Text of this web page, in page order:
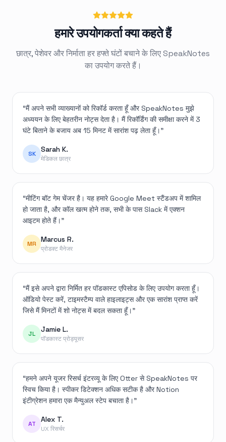
हमारे उपयोगकर्ता क्या कहते हैं
छात्र, पेशेवर और निर्माता हर हफ्ते घंटों बचाने के लिए SpeakNotes
का उपयोग करते हैं।
“मैं अपने सभी व्याख्यानों को रिकॉर्ड करता हूँ और SpeakNotes मुझे
अध्ययन के लिए बेहतरीन नोट्स देता है। मैं रिकॉर्डिंग की समीक्षा करने में 3
घंटे बिताने के बजाय अब 15 मिनट में सारांश पढ़ लेता हूँ।”
SK Sarah K.
मेडिकल छात्र
“मीटिंग बॉट गेम चेंजर है। यह हमारे Google Meet स्टैंडअप में शामिल
हो जाता है, और कॉल खत्म होने तक, सभी के पास Slack में एक्शन
आइटम होते हैं।”
MR Marcus R.
प्रोडक्ट मैनेजर
“मैं इसे अपने द्वारा निर्मित हर पॉडकास्ट एपिसोड के लिए उपयोग करता हूँ।
ऑडियो पेस्ट करें, टाइमस्टैम्प वाले हाइलाइट्स और एक सारांश प्राप्त करें
जिसे मैं मिनटों में शो नोट्स में बदल सकता हूँ।”
JL Jamie L.
पॉडकास्ट प्रोड्यूसर
“हमने अपने यूजर रिसर्च इंटरव्यू के लिए Otter से SpeakNotes पर
स्विच किया है। स्पीकर डिटेक्शन अधिक सटीक है और Notion
इंटीग्रेशन हमारा एक मैन्युअल स्टेप बचाता है।”
AT Alex T.
UX रिसर्चर